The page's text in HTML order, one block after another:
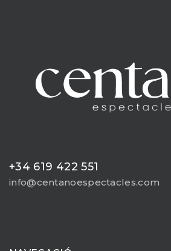
+34 619 422 551
info@centanoespectacles.com